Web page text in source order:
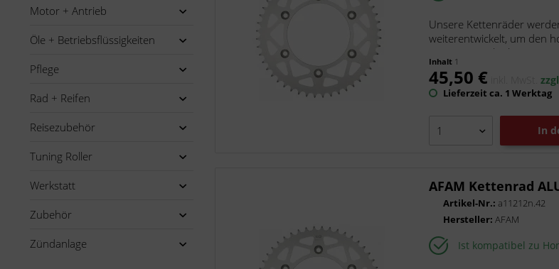
Motor + Antrieb
Öle + Betriebsflüssigkeiten
Pflege
Rad + Reifen
Reisezubehör
Tuning Roller
Werkstatt
Zubehör
Zündanlage
Unsere Kettenräder
weiterentwickelt, um den
unsere superleichten
Inhalt 1
45,50 € inkl. MwSt.
Lieferzeit ca. 1 Werktag
In
AFAM Kettenrad
Artikel-Nr.: a11212n.42
Hersteller:AFAM
Ist kompatibel zu